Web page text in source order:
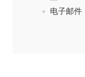
电子邮件